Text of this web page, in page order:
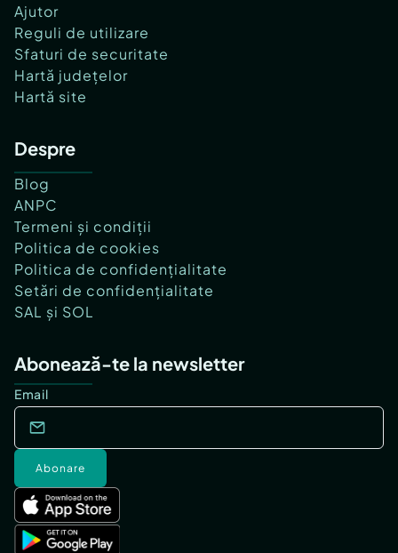
Ajutor
Reguli de utilizare
Sfaturi de securitate
Hartă județelor
Hartă site
Despre
Blog
ANPC
Termeni și condiții
Politica de cookies
Politica de confidențialitate
Setări de confidențialitate
SAL și SOL
Abonează-te la newsletter
Email
Abonare